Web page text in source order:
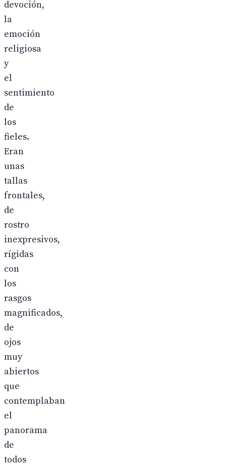
devoción,
la
emoción
religiosa
y
el
sentimiento
de
los
fieles.
Eran
unas
tallas
frontales,
de
rostro
inexpresivos,
rígidas
con
los
rasgos
magnificados,
de
ojos
muy
abiertos
que
contemplaban
el
panorama
de
todos